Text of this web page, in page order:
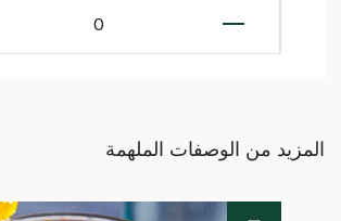
0
المزيد من الوصفات الملهمة